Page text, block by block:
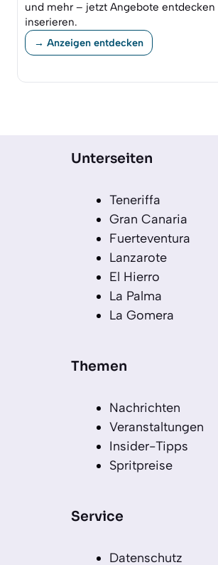
und mehr – jetzt Angebote entdecken
inserieren.
→ Anzeigen entdecken
Unterseiten
Teneriffa
Gran Canaria
Fuerteventura
Lanzarote
El Hierro
La Palma
La Gomera
Themen
Nachrichten
Veranstaltungen
Insider-Tipps
Spritpreise
Service
Datenschutz